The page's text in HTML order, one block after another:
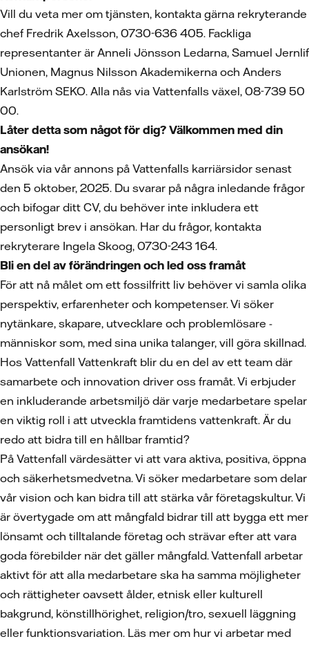
Vill du veta mer om tjänsten, kontakta gärna rekryterande
chef Fredrik Axelsson, 0730-636 405. Fackliga
representanter är Anneli Jönsson Ledarna, Samuel Jernlif
Unionen, Magnus Nilsson Akademikerna och Anders
Karlström SEKO. Alla nås via Vattenfalls växel, 08-739 50
00.
Låter detta som något för dig? Välkommen med din
ansökan!
Ansök via vår annons på Vattenfalls karriärsidor senast
den 5 oktober, 2025. Du svarar på några inledande frågor
och bifogar ditt CV, du behöver inte inkludera ett
personligt brev i ansökan. Har du frågor, kontakta
rekryterare Ingela Skoog, 0730-243 164.
Bli en del av förändringen och led oss framåt
För att nå målet om ett fossilfritt liv behöver vi samla olika
perspektiv, erfarenheter och kompetenser. Vi söker
nytänkare, skapare, utvecklare och problemlösare -
människor som, med sina unika talanger, vill göra skillnad.
Hos Vattenfall Vattenkraft blir du en del av ett team där
samarbete och innovation driver oss framåt. Vi erbjuder
en inkluderande arbetsmiljö där varje medarbetare spelar
en viktig roll i att utveckla framtidens vattenkraft. Är du
redo att bidra till en hållbar framtid?
På Vattenfall värdesätter vi att vara aktiva, positiva, öppna
och säkerhetsmedvetna. Vi söker medarbetare som delar
vår vision och kan bidra till att stärka vår företagskultur. Vi
är övertygade om att mångfald bidrar till att bygga ett mer
lönsamt och tilltalande företag och strävar efter att vara
goda förebilder när det gäller mångfald. Vattenfall arbetar
aktivt för att alla medarbetare ska ha samma möjligheter
och rättigheter oavsett ålder, etnisk eller kulturell
bakgrund, könstillhörighet, religion/tro, sexuell läggning
eller funktionsvariation. Läs mer om hur vi arbetar med